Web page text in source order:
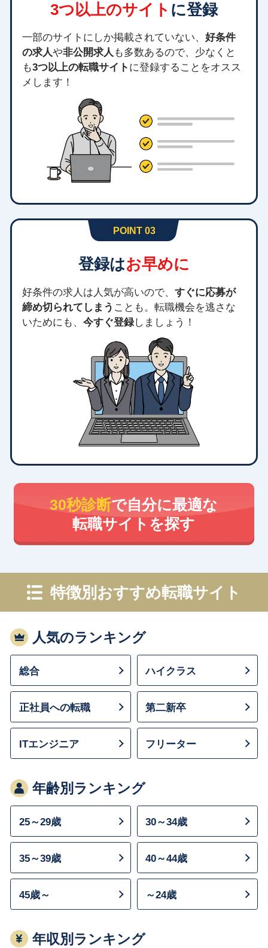
3つ以上のサイト に登録
一部のサイトにしか掲載されていない、好条件
の求人や非公開求人 も多数あるので、少なくと
も3つ以上の転職サイト に登録することをオスス
メします！
POINT 03
登録はお早めに
好条件の求人は人気が高いので、すぐに応募が
締め切られてしまう ことも。転職機会を逃さな
いためにも、今すぐ登録しましょう！
30秒診断で自分に最適な
転職サイトを探す
特徴別おすすめ転職サイト
人気のランキング
総合 ハイクラス
正社員への転職 第二新卒
ITエンジニア フリーター
年齢別ランキング
25～29歳 30～34歳
35～39歳 40～44歳
45歳～ ～24歳
年収別ランキング